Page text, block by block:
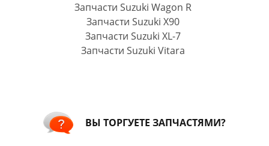
Запчасти Suzuki Wagon R
Запчасти Suzuki X90
Запчасти Suzuki XL-7
Запчасти Suzuki Vitara
ВЫ ТОРГУЕТЕ ЗАПЧАСТЯМИ?